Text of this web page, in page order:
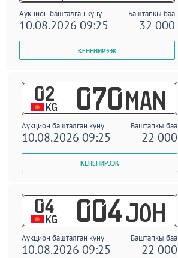
Аукцион башталган күнү Баштапкы баа
10.08.2026 09:25 32 000
02
KG 070 MAN
Аукцион башталган күнү Баштапкы баа
10.08.2026 09:25 22 000
04
KG 004 JOH
Аукцион башталган күнү Баштапкы баа
10.08.2026 09:25 22 000